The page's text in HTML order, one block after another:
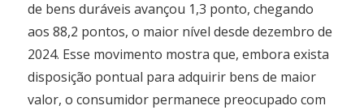
de bens duráveis avançou 1,3 ponto, chegando
aos 88,2 pontos, o maior nível desde dezembro de
2024. Esse movimento mostra que, embora exista
disposição pontual para adquirir bens de maior
valor, o consumidor permanece preocupado com